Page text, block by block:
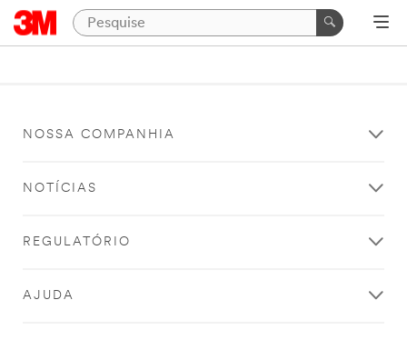
NOSSA COMPANHIA
NOTÍCIAS
REGULATÓRIO
AJUDA